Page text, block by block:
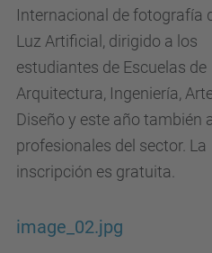
Internacional de fotografía
Luz Artificial, dirigido a los
estudiantes de Escuelas de
Arquitectura, Ingeniería,
Diseño y este año también
profesionales del sector. La
inscripción es gratuita.
image_02.jpg